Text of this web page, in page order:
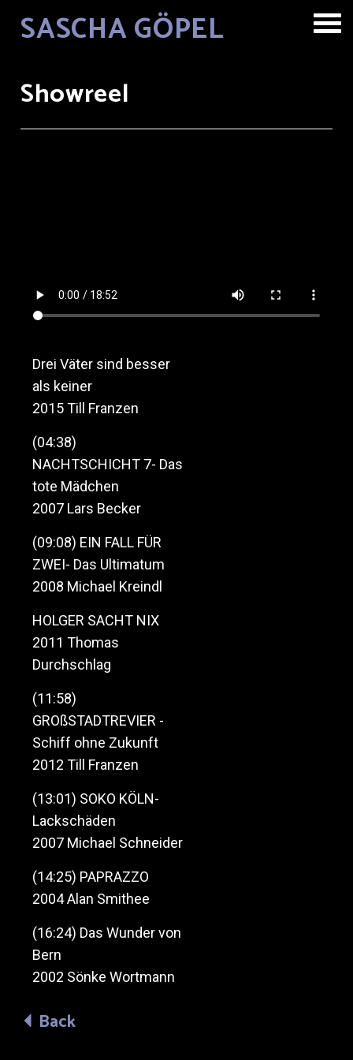
SASCHA GÖPEL
FILM
VIDEOS
Showreel
Drei Väter sind besser
als keiner
2015 Till Franzen
(04:38)
NACHTSCHICHT 7- Das
tote Mädchen
2007 Lars Becker
(09:08) EIN FALL FÜR
ZWEI- Das Ultimatum
2008 Michael Kreindl
HOLGER SACHT NIX
2011 Thomas
Durchschlag
(11:58)
GROßSTADTREVIER -
Schiff ohne Zukunft
2012 Till Franzen
(13:01) SOKO KÖLN-
Lackschäden
2007 Michael Schneider
(14:25) PAPRAZZO
2004 Alan Smithee
(16:24) Das Wunder von
Bern
2002 Sönke Wortmann
Back